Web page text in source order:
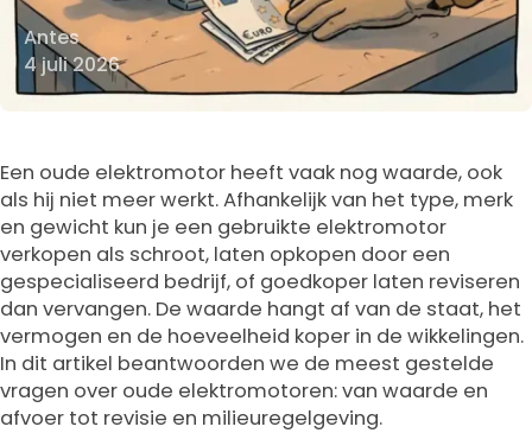
Door
Antes
4 juli 2026
Een oude elektromotor heeft vaak nog waarde, ook
als hij niet meer werkt. Afhankelijk van het type, merk
en gewicht kun je een gebruikte elektromotor
verkopen als schroot, laten opkopen door een
gespecialiseerd bedrijf, of goedkoper laten reviseren
dan vervangen. De waarde hangt af van de staat, het
vermogen en de hoeveelheid koper in de wikkelingen.
In dit artikel beantwoorden we de meest gestelde
vragen over oude elektromotoren: van waarde en
afvoer tot revisie en milieuregelgeving.